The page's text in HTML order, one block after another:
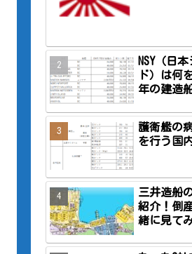
NSY（日
ド）は何
年の建造
護衛艦の
を行う国
三井造船
紹介！倒
緒に見て